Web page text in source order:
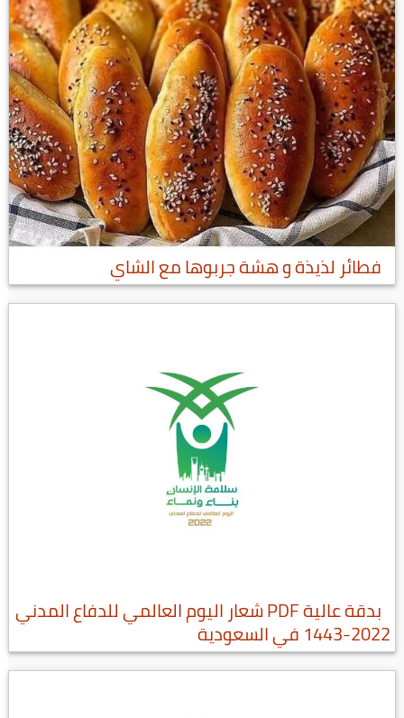
فطائر لذيذة و هشة جربوها مع الشاي
بدقة عالية PDF شعار اليوم العالمي للدفاع المدني
2022-1443 في السعودية